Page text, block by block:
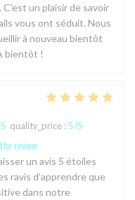
un plaisir de savoir
vous ont séduit. Nous
à nouveau bientôt
bientôt !
quality_price : 5/5
review
un avis 5 étoiles
ravis d'apprendre que
dans notre